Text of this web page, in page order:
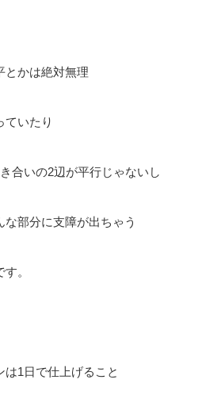
とかは絶対無理
ていたり
合いの2辺が平行じゃないし
部分に支障が出ちゃう
。
1日で仕上げること